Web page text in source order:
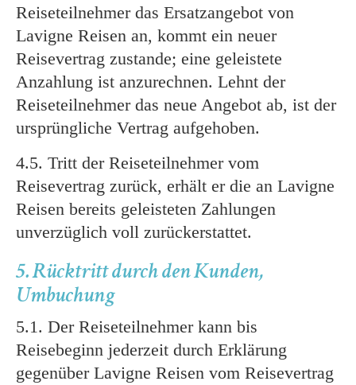
Reiseteilnehmer das Ersatzangebot von
Lavigne Reisen an, kommt ein neuer
Reisevertrag zustande; eine geleistete
Anzahlung ist anzurechnen. Lehnt der
Reiseteilnehmer das neue Angebot ab, ist der
ursprüngliche Vertrag aufgehoben.
4.5. Tritt der Reiseteilnehmer vom
Reisevertrag zurück, erhält er die an Lavigne
Reisen bereits geleisteten Zahlungen
unverzüglich voll zurückerstattet.
5. Rücktritt durch den Kunden,
Umbuchung
5.1. Der Reiseteilnehmer kann bis
Reisebeginn jederzeit durch Erklärung
gegenüber Lavigne Reisen vom Reisevertrag